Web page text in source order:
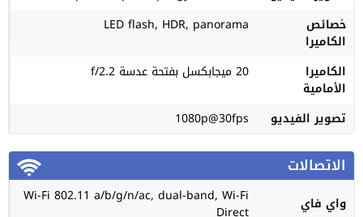
خصائص
الكاميرا
LED flash, HDR, panorama
الكاميرا
الأمامية
20 ميجابكسل بفتحة عدسة f/2.2
تصوير الفيديو 1080p@30fps
الاتصالات
واي فاي Wi-Fi 802.11 a/b/g/n/ac, dual-band, Wi-Fi